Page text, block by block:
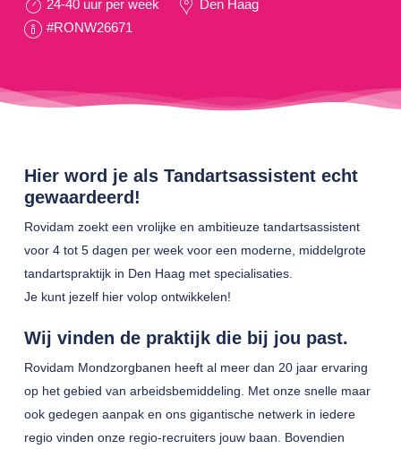
24-40 uur per week
Den Haag
#RONW26671
Hier word je als Tandartsassistent echt
gewaardeerd!
Rovidam zoekt een vrolijke en ambitieuze tandartsassistent
voor 4 tot 5 dagen per week voor een moderne, middelgrote
tandartspraktijk in Den Haag met specialisaties.
Je kunt jezelf hier volop ontwikkelen!
Wij vinden de praktijk die bij jou past.
Rovidam Mondzorgbanen heeft al meer dan 20 jaar ervaring
op het gebied van arbeidsbemiddeling. Met onze snelle maar
ook gedegen aanpak en ons gigantische netwerk in iedere
regio vinden onze regio-recruiters jouw baan. Bovendien